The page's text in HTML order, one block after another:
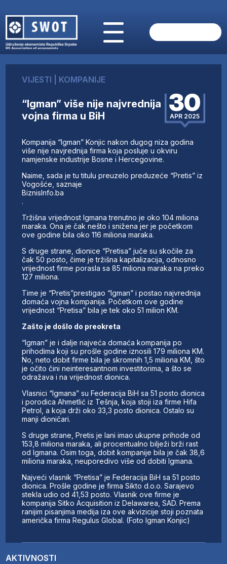
O NAMA
AKTUELNO
ANALIZE
FINANSIJE
IZ STRANIH MEDIJA
AKTIVNOSTI
SWOT INTERVJU
UČLANI SE
KONTAKT
AKTIVNOSTI
VIJESTI KOMPANIJE
“Igman” više nije najvrednija
vojna firma u BiH
30
APR 2025
Kompanija “Igman” Konjic nakon dugog niza godina
više nije navjrednija firma koja posluje u okviru
namjenske industrije Bosne i Hercegovine.
Naime, sada je tu titulu preuzelo preduzeće “Pretis” iz
Vogošće, saznaje
BiznisInfo.ba
.
Tržišna vrijednost Igmana trenutno je oko 104 miliona
maraka. Ona je čak nešto i snižena jer je početkom
ove godine bila oko 116 miliona maraka.
S druge strane, dionice “Pretisa” juče su skočile za
čak 50 posto, čime je tržišna kapitalizacija, odnosno
vrijednost firme porasla sa 85 miliona maraka na preko
127 miliona.
Time je “Pretis”prestigao “Igman” i postao najvrednija
domaća vojna kompanija. Početkom ove godine
vrijednost “Pretisa” bila je tek oko 51 milion KM.
Zašto je došlo do preokreta
“Igman” je i dalje najveća domaća kompanija po
prihodima koji su prošle godine iznosili 179 miliona KM.
No, neto dobit firme bila je skromnih 1,5 miliona KM, što
je očito čini neinteresantnom investitorima, a što se
odražava i na vrijednost dionica.
Vlasnici “Igmana” su Federacija BiH sa 51 posto dionica
i porodica Ahmetlić iz Tešnja, koja stoji iza firme Hifa
Petrol, a koja drži oko 33,3 posto dionica. Ostalo su
manji dioničari.
S druge strane, Pretis je lani imao ukupne prihode od
153,8 miliona maraka, ali procentualno bilježi brži rast
od Igmana. Osim toga, dobit kompanije bila je čak 38,6
miliona maraka, neuporedivo više od dobiti Igmana.
Najveći vlasnik “Pretisa” je Federacija BiH sa 51 posto
dionica. Prošle godine je firma Sikto d.o.o. Sarajevo
stekla udio od 41,53 posto. Vlasnik ove firme je
kompanija Sitko Acquisition iz Delawarea, SAD. Prema
ranijim pisanjima medija iza ove akvizicije stoji poznata
američka firma Regulus Global. (Foto Igman Konjic)